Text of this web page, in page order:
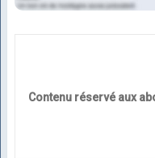
Contenu réservé aux